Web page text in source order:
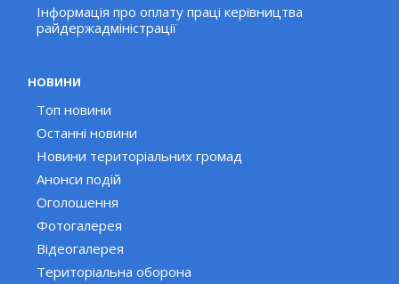
Інформація про оплату праці керівництва
райдержадміністрації
НОВИНИ
Топ новини
Останні новини
Новини територіальних громад
Анонси подій
Оголошення
Фотогалерея
Відеогалерея
Територіальна оборона